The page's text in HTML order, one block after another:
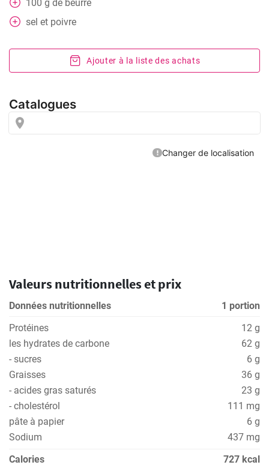
100 g de beurre
sel et poivre
Ajouter à la liste des achats
Valeurs nutritionnelles et prix
Données nutritionnelles
1 portion
Protéines
12 g
les hydrates de carbone
62 g
- sucres
6 g
Graisses
36 g
- acides gras saturés
23 g
- cholestérol
111 mg
pâte à papier
6 g
Sodium
437 mg
Calories
727 kcal